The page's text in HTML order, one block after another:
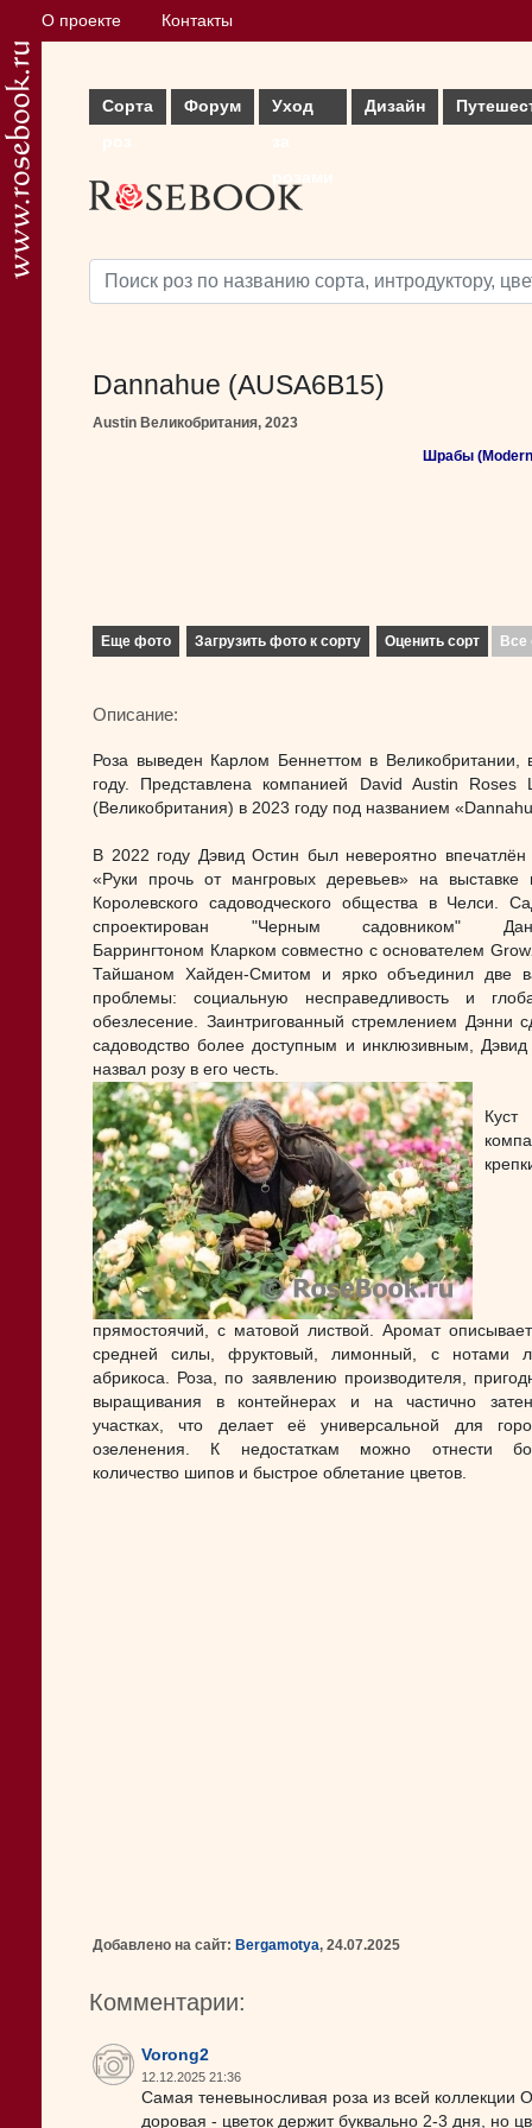
О проекте Контакты
Сорта
Форум
Уход
Дизайн
Dannahue (AUSA6B15)
Austin Великобритания, 2023
Шрабы
Еще фото Загрузить фото к сорту Оценить сорт Все
Описание:
Роза выведен Карлом Беннеттом в Великобритании,
году. Представлена компанией David Austin Roses
(Великобритания) в 2023 году под названием
В 2022 году Дэвид Остин был невероятно
«Руки прочь от мангровых деревьев» на выставке
Королевского садоводческого общества в Челси.
спроектирован "Черным садовником"
Баррингтоном Кларком совместно с основателем
Тайшаном Хайден-Смитом и ярко объединил две
проблемы: социальную несправедливость и
обезлесение. Заинтригованный стремлением Дэнни
садоводство более доступным и инклюзивным,
назвал розу в его честь.
Куст
прямостоячий, с матовой листвой. Аромат
средней силы, фруктовый, лимонный, с нотами
абрикоса. Роза, по заявлению производителя,
выращивания в контейнерах и на частично
участках, что делает её универсальной для
озеленения. К недостаткам можно отнести
количество шипов и быстрое облетание цветов.
Добавлено на сайт: Bergamotya, 24.07.2025
Комментарии:
Vorong2
12.12.2025 21:36
Самая теневыносливая роза из всей коллекции
доровая - цветок держит буквально 2-3 дня, но